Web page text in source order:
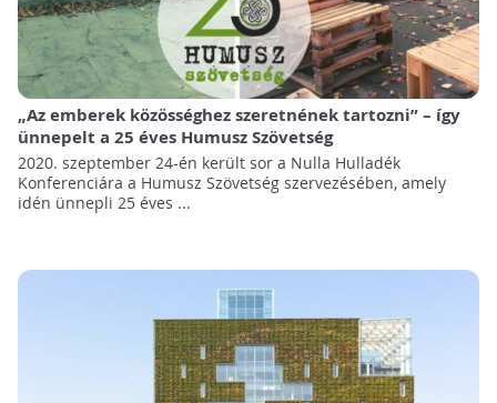
„Az emberek közösséghez szeretnének tartozni” – így
ünnepelt a 25 éves Humusz Szövetség
2020. szeptember 24-én került sor a Nulla Hulladék
Konferenciára a Humusz Szövetség szervezésében, amely
idén ünnepli 25 éves ...